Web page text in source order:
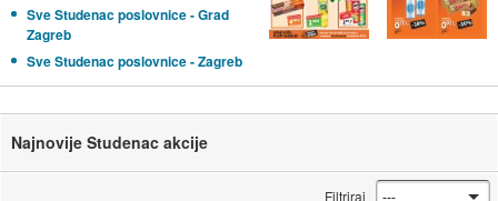
Sve Studenac poslovnice - Grad
Zagreb
Sve Studenac poslovnice - Zagreb
Najnovije Studenac akcije
Filtriraj